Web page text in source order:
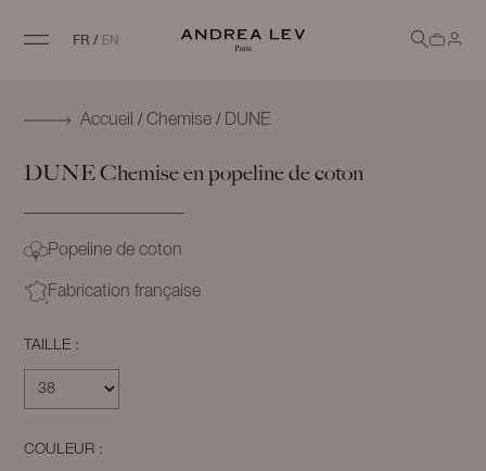
FR / EN
Accueil /Chemise / DUNE
DUNEChemise en popeline de coton
Popeline de coton
Fabrication française
TAILLE :
COULEUR :